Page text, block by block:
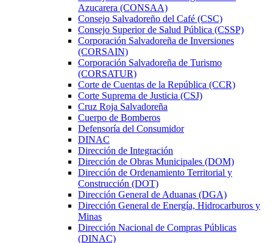
Azucarera (CONSAA)
Consejo Salvadoreño del Café (CSC)
Consejo Superior de Salud Pública (CSSP)
Corporación Salvadoreña de Inversiones
(CORSAIN)
Corporación Salvadoreña de Turismo
(CORSATUR)
Corte de Cuentas de la República (CCR)
Corte Suprema de Justicia (CSJ)
Cruz Roja Salvadoreña
Cuerpo de Bomberos
Defensoría del Consumidor
DINAC
Dirección de Integración
Dirección de Obras Municipales (DOM)
Dirección de Ordenamiento Territorial y
Construcción (DOT)
Dirección General de Aduanas (DGA)
Dirección General de Energía, Hidrocarburos y
Minas
Dirección Nacional de Compras Públicas
(DINAC)